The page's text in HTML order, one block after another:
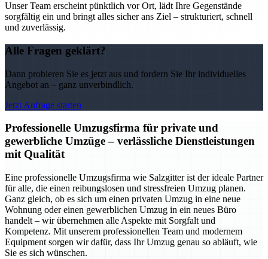
Unser Team erscheint pünktlich vor Ort, lädt Ihre Gegenstände
sorgfältig ein und bringt alles sicher ans Ziel – strukturiert, schnell
und zuverlässig.
Alle Fragen geklärt?
Dann probieren Sie es jetzt aus und fordern Sie Ihr individuelles
Angebot an – ganz unverbindlich.
Jetzt Anfrage starten
Professionelle Umzugsfirma für private und
gewerbliche Umzüge – verlässliche Dienstleistungen
mit Qualität
Eine professionelle Umzugsfirma wie Salzgitter ist der ideale Partner
für alle, die einen reibungslosen und stressfreien Umzug planen.
Ganz gleich, ob es sich um einen privaten Umzug in eine neue
Wohnung oder einen gewerblichen Umzug in ein neues Büro
handelt – wir übernehmen alle Aspekte mit Sorgfalt und
Kompetenz. Mit unserem professionellen Team und modernem
Equipment sorgen wir dafür, dass Ihr Umzug genau so abläuft, wie
Sie es sich wünschen.